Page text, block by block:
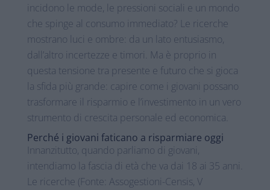
incidono le mode, le pressioni sociali e un mondo
che spinge al consumo immediato? Le ricerche
mostrano luci e ombre: da un lato entusiasmo,
dall’altro incertezze e timori. Ma è proprio in
questa tensione tra presente e futuro che si gioca
la sfida più grande: capire come i giovani possano
trasformare il risparmio e l’investimento in un vero
strumento di crescita personale ed economica.
Perché i giovani faticano a risparmiare oggi
Innanzitutto, quando parliamo di giovani,
intendiamo la fascia di età che va dai 18 ai 35 anni.
Le ricerche (Fonte: Assogestioni-Censis, V